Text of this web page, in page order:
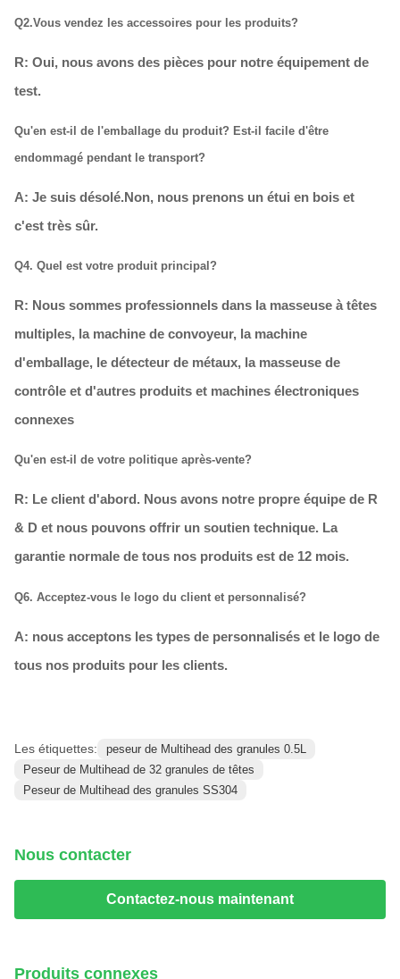
Q2.Vous vendez les accessoires pour les produits?
R: Oui, nous avons des pièces pour notre équipement de
test.
Qu'en est-il de l'emballage du produit? Est-il facile d'être
endommagé pendant le transport?
A: Je suis désolé.Non, nous prenons un étui en bois et
c'est très sûr.
Q4. Quel est votre produit principal?
R: Nous sommes professionnels dans la masseuse à têtes
multiples, la machine de convoyeur, la machine
d'emballage, le détecteur de métaux, la masseuse de
contrôle et d'autres produits et machines électroniques
connexes
Qu'en est-il de votre politique après-vente?
R: Le client d'abord. Nous avons notre propre équipe de R
& D et nous pouvons offrir un soutien technique. La
garantie normale de tous nos produits est de 12 mois.
Q6. Acceptez-vous le logo du client et personnalisé?
A: nous acceptons les types de personnalisés et le logo de
tous nos produits pour les clients.
Les étiquettes:
peseur de Multihead des granules 0.5L
Peseur de Multihead de 32 granules de têtes
Peseur de Multihead des granules SS304
Nous contacter
Contactez-nous maintenant
Produits connexes